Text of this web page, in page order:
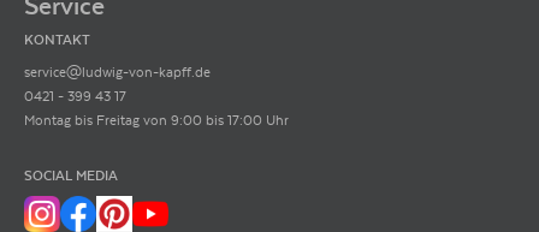
KONTAKT
service@ludwig-von-kapff.de
0421 - 399 43 17
Montag bis Freitag von 9:00 bis 17:00 Uhr
SOCIAL MEDIA